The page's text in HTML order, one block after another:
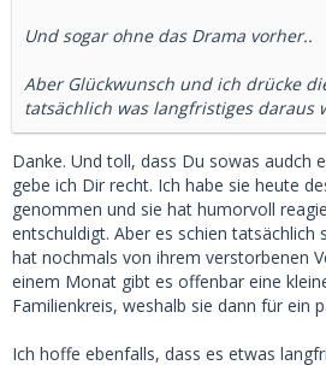
Und sogar ohne das Drama vorher..
Aber Glückwunsch und ich drücke
tatsächlich was langfristiges daraus
Danke. Und toll, dass Du sowas audch
gebe ich Dir recht. Ich habe sie heute
genommen und sie hat humorvoll
entschuldigt. Aber es schien tatsächlich
hat nochmals von ihrem verstorbenen
einem Monat gibt es offenbar eine
Familienkreis, weshalb sie dann für ein
Ich hoffe ebenfalls, dass es etwas